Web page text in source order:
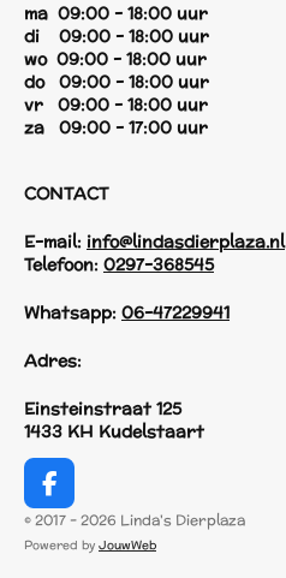
ma 09:00 - 18:00 uur
di 09:00 - 18:00 uur
wo 09:00 - 18:00 uur
do 09:00 - 18:00 uur
vr 09:00 - 18:00 uur
za 09:00 - 17:00 uur
CONTACT
E-mail: info@lindasdierplaza.nl
Telefoon: 0297-368545
Whatsapp: 06-47229941
Adres:
Einsteinstraat 125
1433 KH Kudelstaart
F
a
c
© 2017 - 2026 Linda's Dierplaza
Powered by JouwWeb